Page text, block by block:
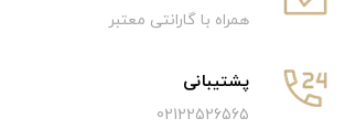
همراه با گارانتی معتبر
پشتیبانی
02122526565